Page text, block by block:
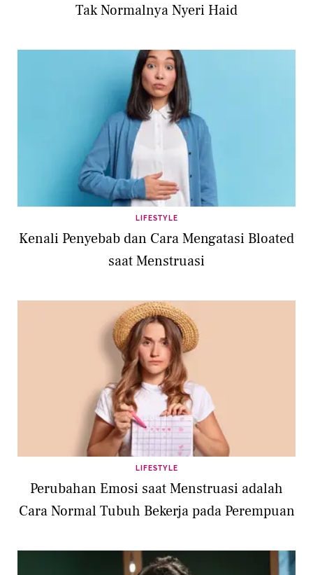
Tak Normalnya Nyeri Haid
LIFESTYLE
Kenali Penyebab dan Cara Mengatasi Bloated
saat Menstruasi
LIFESTYLE
Perubahan Emosi saat Menstruasi adalah
Cara Normal Tubuh Bekerja pada Perempuan